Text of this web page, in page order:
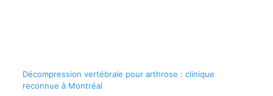
Décompression vertébrale pour arthrose : clinique
reconnue à Montréal